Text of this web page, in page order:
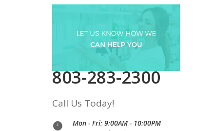
803-283-2300
Call Us Today!
Mon - Fri: 9:00AM - 10:00PM